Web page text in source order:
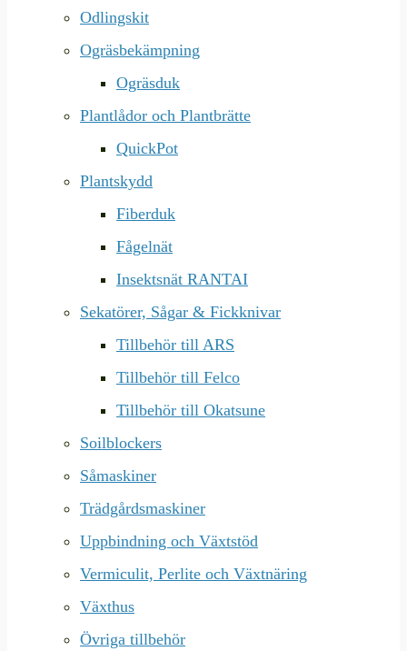
Odlingskit
Ogräsbekämpning
Ogräsduk
Plantlådor och Plantbrätte
QuickPot
Plantskydd
Fiberduk
Fågelnät
Insektsnät RANTAI
Sekatörer, Sågar & Fickknivar
Tillbehör till ARS
Tillbehör till Felco
Tillbehör till Okatsune
Soilblockers
Såmaskiner
Trädgårdsmaskiner
Uppbindning och Växtstöd
Vermiculit, Perlite och Växtnäring
Växthus
Övriga tillbehör